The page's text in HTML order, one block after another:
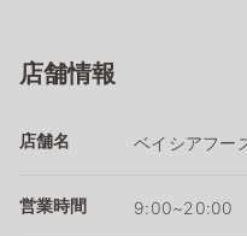
店舗情報
店舗名 ベイシアフー
営業時間 9:00~20:00